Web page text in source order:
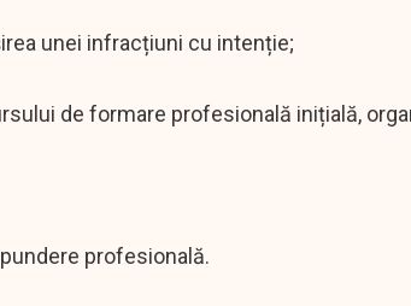
unei infracțiuni cu intenție;
de formare profesională inițială,
profesională.